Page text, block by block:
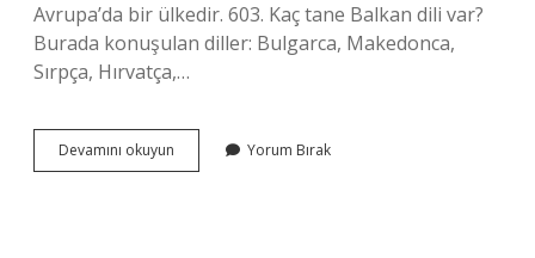
Avrupa’da bir ülkedir. 603. Kaç tane Balkan dili var?
Burada konuşulan diller: Bulgarca, Makedonca,
Sırpça, Hırvatça,…
Devamını okuyun
Balkan
Yorum Bırak